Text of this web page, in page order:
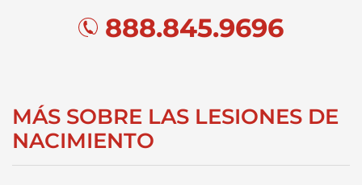
888.845.9696
MÁS SOBRE LAS LESIONES DE
NACIMIENTO